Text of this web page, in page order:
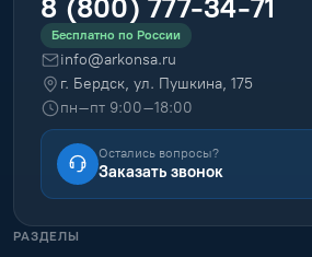
8 (800) 777-34-71
Бесплатно по России
info@arkonsa.ru
г. Бердск, ул. Пушкина, 175
пн–пт 9:00–18:00
Остались вопросы?
Заказать звонок
РАЗДЕЛЫ